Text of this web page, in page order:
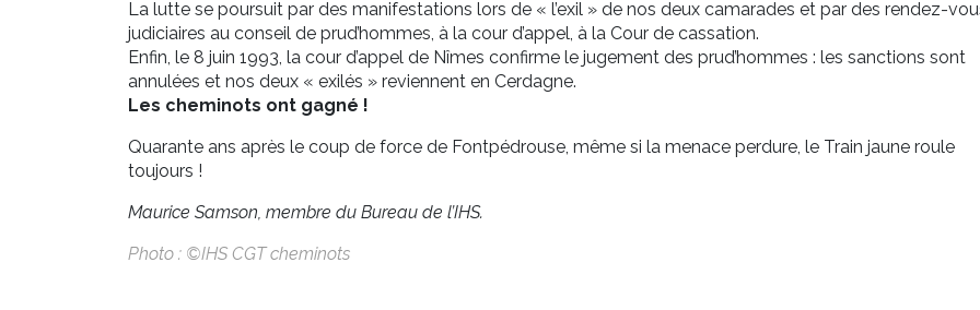
La lutte se poursuit par des manifestations lors de « l’exil » de nos deux camarades et par des rendez-
judiciaires au conseil de prud’hommes, à la cour d’appel, à la Cour de cassation.
Enfin, le 8 juin 1993, la cour d’appel de Nîmes confirme le jugement des prud’hommes : les sanctions sont
annulées et nos deux « exilés » reviennent en Cerdagne.
Les cheminots ont gagné !
Quarante ans après le coup de force de Fontpédrouse, même si la menace perdure, le Train jaune roule
toujours !
Maurice Samson, membre du Bureau de l’IHS.
Photo : ©IHS CGT cheminots